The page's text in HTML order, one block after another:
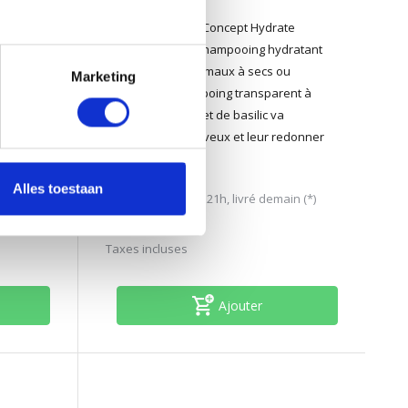
Marketing
Alles toestaan
sans
de
aux
(*)
Authentic Beauty Concept Hydrate
Cleanser est un shampooing hydratant
pour cheveux normaux à secs ou
bouclés. Le shampoing transparent à
base de mangue et de basilic va
revitaliser les cheveux et leur redonner
Commandé avant 21h, livré demain (*)
Taxes incluses
Ajouter